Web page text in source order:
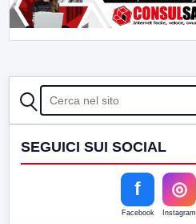
CERCA
SEGUICI SUI SOCIAL
f
Facebook
◎
Instagram